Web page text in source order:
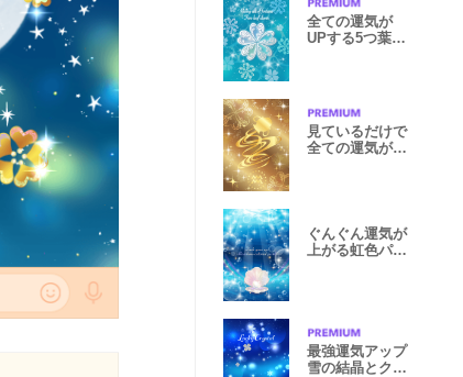
全ての運気が
UPする5つ葉ク
見ているだけで
全ての運気が上
ぐんぐん運気が
上がる虹色パー
最強運気アップ
雪の結晶とクロ